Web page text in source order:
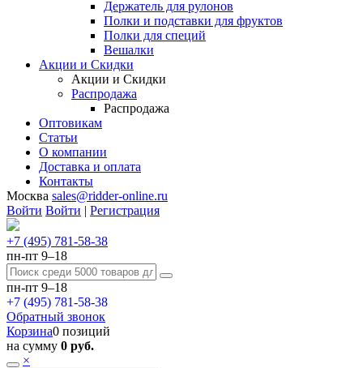
Держатель для рулонов
Полки и подставки для фруктов
Полки для специй
Вешалки
Акции и Скидки
Акции и Скидки
Распродажа
Распродажа
Оптовикам
Статьи
О компании
Доставка и оплата
Контакты
Москва sales@ridder-online.ru
Войти Войти | Регистрация
+7 (495) 781-58-38
пн-пт 9–18
пн-пт 9–18
+7 (495) 781-58-38
Обратный звонок
Корзина0 позиций
на сумму 0 руб.
×